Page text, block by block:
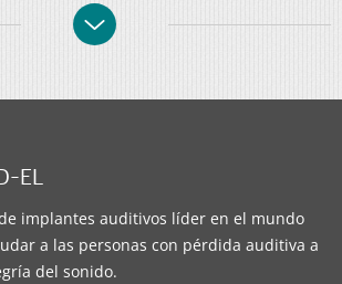
EL
implantes auditivos líder en el mundo
a las personas con pérdida auditiva a
del sonido.